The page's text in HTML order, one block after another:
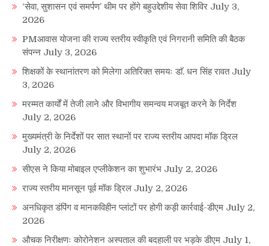
‘सेवा, सुशासन एवं समर्पण’ थीम पर होंगे बहुउद्देशीय सेवा शिविर July 3,
2026
PMआवास योजना की राज्य स्तरीय स्वीकृति एवं निगरानी समिति की बैठक
संपन्न July 3, 2026
शिक्षकों के स्थानांतरण को मिलेगा अतिरिक्त समयः डाॅ. धन सिंह रावत July
3, 2026
मरम्मत कार्यों में तेजी लाने और विभागीय समन्वय मजबूत करने के निर्देश
July 2, 2026
मुख्यमंत्री के निर्देशों पर सात स्थानों पर राज्य स्तरीय आपदा मॉक ड्रिल
July 2, 2026
सीएस ने किया मोबाइल एप्लीकेशन का शुभारंभ July 2, 2026
राज्य स्तरीय मानसून पूर्व मॉक ड्रिल July 2, 2026
अनधिकृत डंपिंग व मानकविहीन प्लांटों पर होगी कड़ी कार्रवाई-डीएम July 2,
2026
औचक निरीक्षणः कोरोनेशन अस्पताल की बदहाली पर भड़के डीएम July 1,